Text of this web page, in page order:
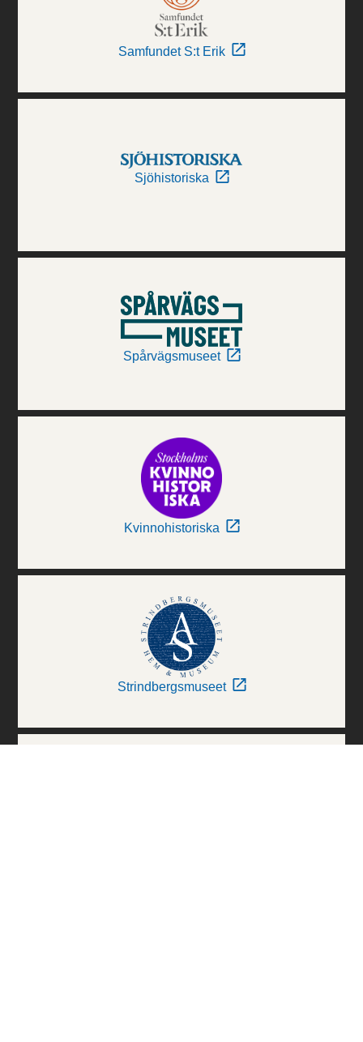
Samfundet S:t Erik
Sjöhistoriska
Spårvägsmuseet
Kvinnohistoriska
Strindbergsmuseet